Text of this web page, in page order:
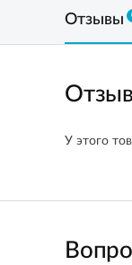
Отзывы
У этого